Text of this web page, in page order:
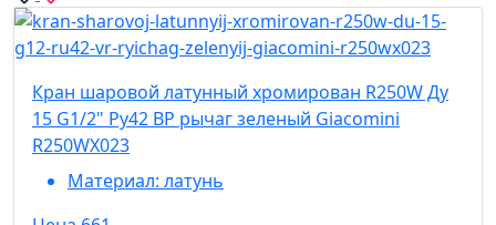
Кран шаровой латунный хромирован R250W Ду
15 G1/2" Ру42 ВР рычаг зеленый Giacomini
R250WX023
Материал: латунь